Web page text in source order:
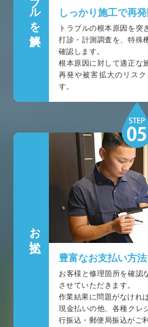
しっかり施工で再発
トラブルの根本原因を突
打診・計測調査を、特殊
確認します。
根本原因に対して適正な
再発や被害拡大のリス
す。
お支払い
豊富なお支払い方法
お客様と修理箇所を確認
させていただきます。
作業結果に問題がなけれ
現金払いの他、各種クレ
行振込・郵便局振込がご